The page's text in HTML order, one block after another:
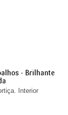
- Brilhante
Interior